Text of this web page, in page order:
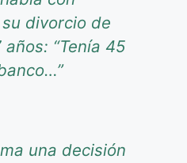
divorcio de
“Tenía 45
una decisión